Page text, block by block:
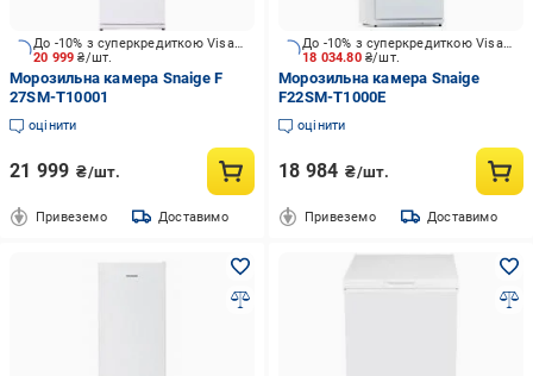
20 999₴/шт.
До -10% з суперкредиткою Visa Вигода
Морозильна камера Snaige F
27SM-T10001
оцінити
21 999 ₴/шт.
Привеземо Доставимо
18 034.80 ₴/шт.
До -10% з суперкредиткою Visa Вигода
Морозильна камера Snaige
F22SM-T1000E
оцінити
18 984 ₴/шт.
Привеземо Доставимо